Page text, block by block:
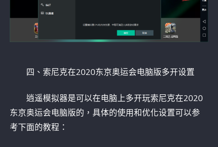
四、索尼克在2020东京奥运会电脑版多开设置
逍遥模拟器是可以在电脑上多开玩索尼克在2020
东京奥运会电脑版的，具体的使用和优化设置可以参
考下面的教程：